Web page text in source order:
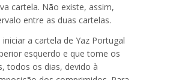
cartela. Não existe, assim,
entre as duas cartelas.
iniciar a cartela de Yaz Portugal
esquerdo e que tome os
todos os dias, devido à